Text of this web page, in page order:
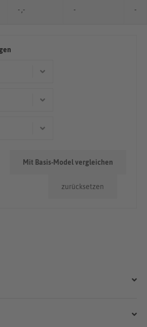
- ,- - -
zurücksetzen
Mit Basis-Model vergleichen